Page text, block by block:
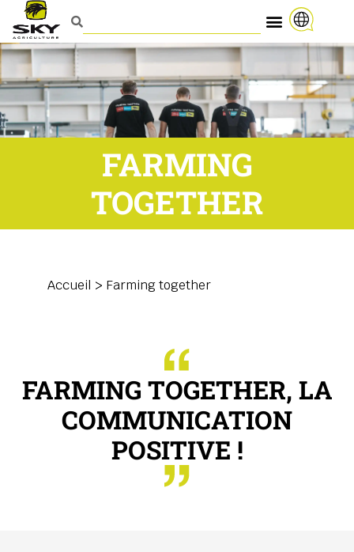
FARMING
TOGETHER
Accueil > Farming together
FARMING TOGETHER, LA
COMMUNICATION
POSITIVE !